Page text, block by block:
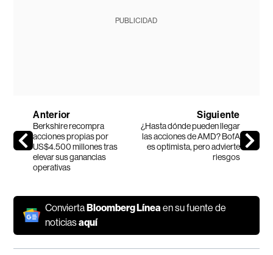
PUBLICIDAD
Anterior
Berkshire recompra
acciones propias por
US$4.500 millones tras
elevar sus ganancias
operativas
Siguiente
¿Hasta dónde pueden llegar
las acciones de AMD? BofA
es optimista, pero advierte
riesgos
ConviertaBloomberg Línea en su fuente de
noticiasaquí